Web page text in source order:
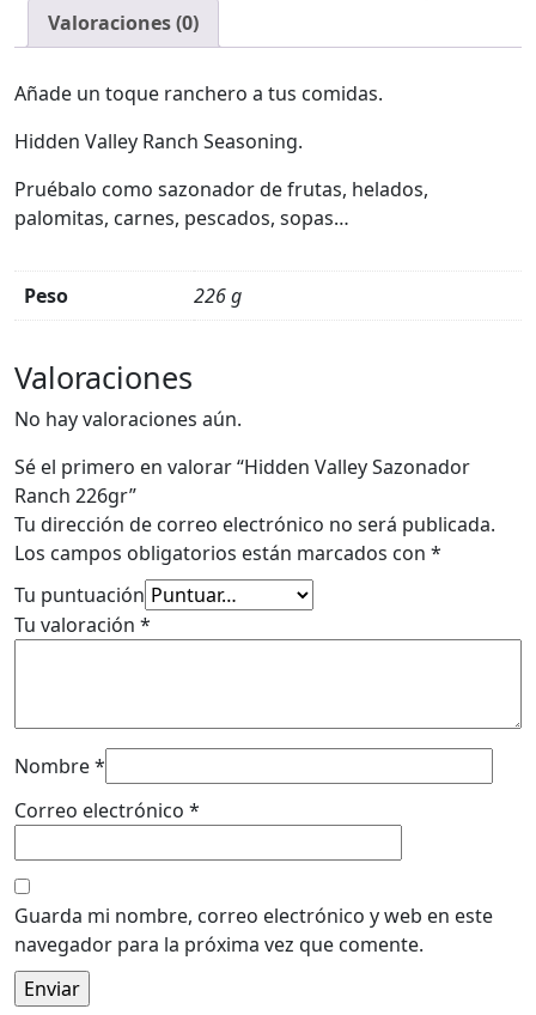
Valoraciones (0)
Añade un toque ranchero a tus comidas.
Hidden Valley Ranch Seasoning.
Pruébalo como sazonador de frutas, helados,
palomitas, carnes, pescados, sopas…
Peso 226 g
Valoraciones
No hay valoraciones aún.
Sé el primero en valorar “Hidden Valley Sazonador
Ranch 226gr”
Tu dirección de correo electrónico no será publicada.
Los campos obligatorios están marcados con *
Tu puntuación
Tu valoración *
Nombre*
Correo electrónico *
Guarda mi nombre, correo electrónico y web en este
navegador para la próxima vez que comente.